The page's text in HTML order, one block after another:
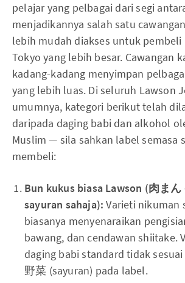
pelajar yang pelbagai dari segi
menjadikannya salah satu
lebih mudah diakses untuk pembeli
Tokyo yang lebih besar. Cawangan
kadang-kadang menyimpan
yang lebih luas. Di seluruh Lawson
umumnya, kategori berikut telah
daripada daging babi dan alkohol
Muslim — sila sahkan label semasa
membeli:
Bun kukus biasa Lawson (肉ま
sayuran sahaja): Varieti nikuman
biasanya menyenaraikan
bawang, dan cendawan shiitake.
daging babi standard tidak
野菜 (sayuran) pada label.